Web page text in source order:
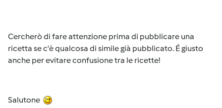
Cercherò di fare attenzione prima di pubblicare una
ricetta se c'è qualcosa di simile già pubblicato. É giusto
anche per evitare confusione tra le ricette!
Salutone